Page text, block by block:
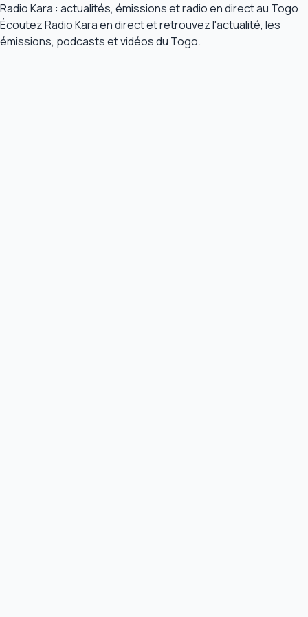
Radio Kara : actualités, émissions et radio en direct au Togo
Écoutez Radio Kara en direct et retrouvez l'actualité, les
émissions, podcasts et vidéos du Togo.